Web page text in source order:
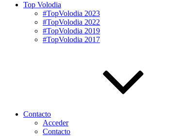
Top Volodia
#TopVolodia 2023
#TopVolodia 2022
#TopVolodia 2019
#TopVolodia 2017
Contacto
Acceder
Contacto